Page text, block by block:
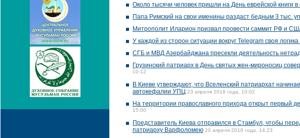
Около тысячи человек пришли на День еврейской книги в
Папа Римский на свои именины раздаст бедным 3 тыс.
Митрополит Иларион призвал провести саммит РФ и
У каждой из сторон ситуации вокруг Telegram своя
СГБ и МВД Азербайджана пресекли деятельность
Грузинский патриарх в День святых жен-мироносиц
10:12
В Киеве утверждают, что Вселенский патриархат
автокефалии УПЦ 23 апреля 2018 года, 10:02
На территории православного прихода открыт первый
15:00
Представитель Киева отправился в Стамбул, чтобы
патриарху Варфоломею 20 апреля 2018 года, 14:23